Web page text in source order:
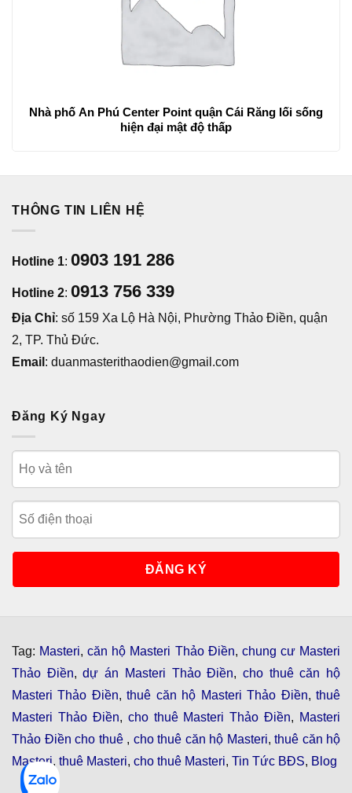
Nhà phố An Phú Center Point quận Cái Răng lối sống
hiện đại mật độ thấp
THÔNG TIN LIÊN HỆ
Hotline 1: 0903 191 286
Hotline 2: 0913 756 339
Địa Chỉ: số 159 Xa Lộ Hà Nội, Phường Thảo Điền, quận
2, TP. Thủ Đức.
Email : duanmasterithaodien@gmail.com
Đăng Ký Ngay
Tag: Masteri,căn hộ Masteri Thảo Điền, chung cư Masteri
Thảo Điền,dự án Masteri Thảo Điền, cho thuê căn hộ
Masteri Thảo Điền,thuê căn hộ Masteri Thảo Điền,thuê
Masteri Thảo Điền, cho thuê Masteri Thảo Điền, Masteri
Thảo Điền cho thuê , cho thuê căn hộ Masteri, thuê căn hộ
Masteri, thuê Masteri, cho thuê Masteri, Tin Tức BĐS, Blog